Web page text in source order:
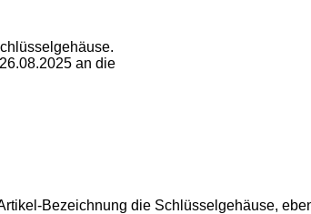
an die
Bezeichnung die Schlüsselgehäuse,